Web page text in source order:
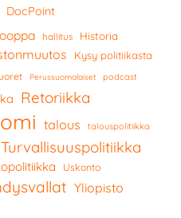
DocPoint
hallitus Historia
Kysy politiikasta
Perussuomalaiset podcast
Retoriikka
talous talouspolitiikka
Turvallisuuspolitiikka
Uskonto
Yliopisto